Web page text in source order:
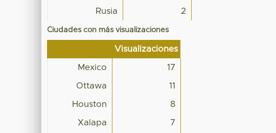
Rusia 2
Ciudades con más visualizaciones
Visualizaciones
Mexico 17
Ottawa 11
Houston 8
Xalapa 7